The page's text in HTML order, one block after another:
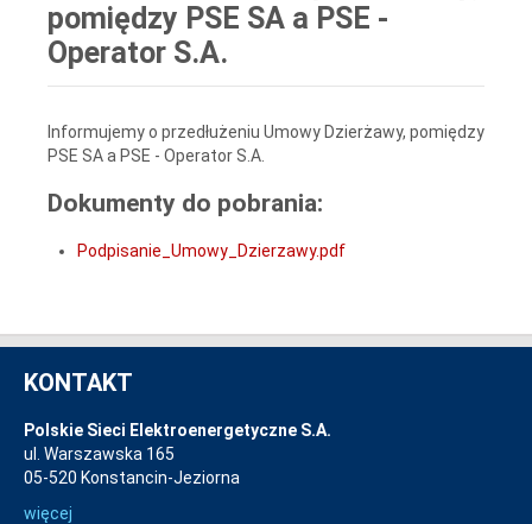
pomiędzy PSE SA a PSE -
Operator S.A.
Informujemy o przedłużeniu Umowy Dzierżawy, pomiędzy
PSE SA a PSE - Operator S.A.
Dokumenty do pobrania:
Podpisanie_Umowy_Dzierzawy.pdf
KONTAKT
Polskie Sieci Elektroenergetyczne S.A.
ul. Warszawska 165
05-520 Konstancin-Jeziorna
więcej